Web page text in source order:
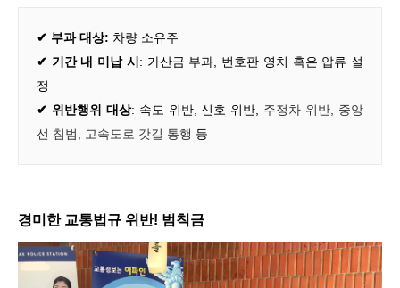
✔ 부과 대상: 차량 소유주
✔ 기간 내 미납 시 : 가산금 부과
번호판 영치 혹은 압류 설
정
✔ 위반행위 대상: 속도 위반, 신호 위반, 주정차 위반, 중앙
선 침범, 고속도로 갓길 통행 등
경미한 교통법규 위반! 범칙금